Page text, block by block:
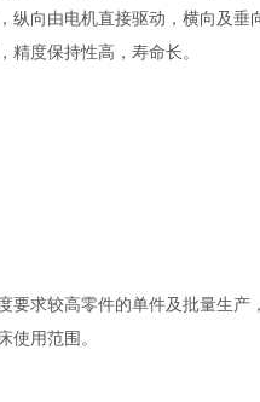
向由电机直接驱动，横向及垂
精度保持性高，寿命长。
要求较高零件的单件及批量生
使用范围。